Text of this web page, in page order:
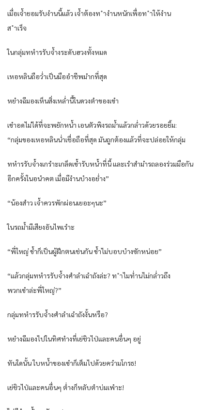
เมื่อเจ้ำยอมรับงำนนี้แล้ว เจ้ำต้องท ำงำนหนักเพื่อท ำให้งำน
ส ำเร็จ
ในกลุ่มทหำรรับจ้ำงระดับฮวงทั้งหมด
เหอหลินถือว่ำเป็นมืออำชีพมำกที่สุด
หยำงฉีมองเห็นสิ่งเหล่ำนี้ในดวงตำของเขำ
เขำอดไม่ได้ที่จะพยักหน้ำ เอนตัวพิงรถม้ำแล้วกล่ำวด้วยรอยยิ้ม:
“กลุ่มของเหอหลินน่ำเชื่อถือที่สุด มันถูกต้องแล้วที่จะปล่อยให้กลุ่ม
ทหำรรับจ้ำงเกรำะเกล็ดเข้ำรับหน้ำที่นี้ และเรำสำมำรถลองร่วมมือกัน
อีกครั้งในอนำคต เมื่อมีงำนบำงอย่ำง”
“น้องสำว เจ้ำควรพักผ่อนเยอะๆนะ”
ในรถม้ำมีเสียงอันไพเรำะ
“พี่ใหญ่ ข้ำก็เป็นผู้ฝึกตนเช่นกัน ข้ำไม่บอบบำงซักหน่อย”
“แล้วกลุ่มทหำรรับจ้ำงศำลำเฉำถังล่ะ? ท ำไมท่ำนไม่กล่ำวถึง
พวกเขำล่ะพี่ใหญ่?”
กลุ่มทหำรรับจ้ำงศำลำเฉำถังงั้นหรือ?
หยำงฉีมองไปในทิศทำงที่เย่ชิวไป่และคนอื่นๆ อยู่
ทันใดนั้น ใบหน้ำของเขำก็เต็มไปด้วยควำมโกรธ!
เย่ชิวไป่และคนอื่นๆ ต่ำงก็หลับตำบ่มเพำะ!